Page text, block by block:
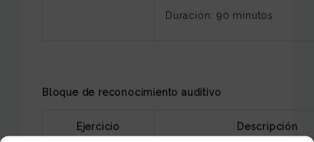
Duración: 90 minutos
Bloque de reconocimiento auditivo
Ejercicio Descripción